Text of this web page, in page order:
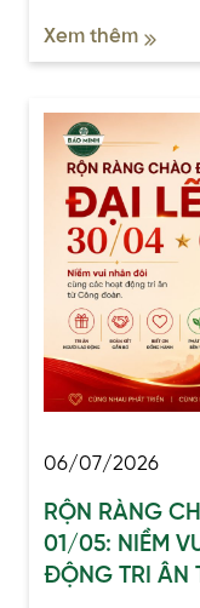
Xem thêm
06/07/2026
RỘN RÀNG
01/05: NIỀM
ĐỘNG TRI ÂN